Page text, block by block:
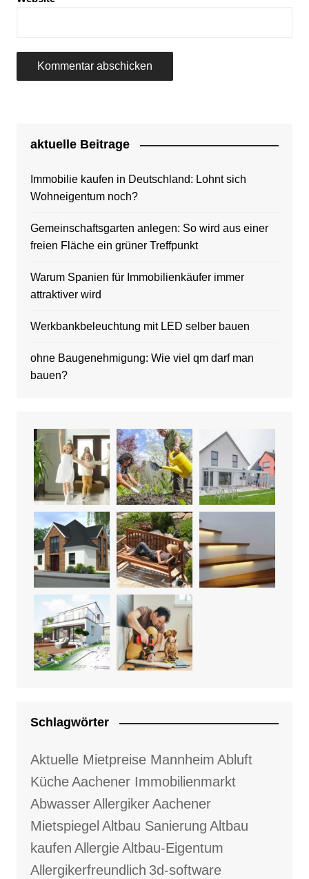
aktuelle Beitrage
Immobilie kaufen in Deutschland: Lohnt sich
Wohneigentum noch?
Gemeinschaftsgarten anlegen: So wird aus einer
freien Fläche ein grüner Treffpunkt
Warum Spanien für Immobilienkäufer immer
attraktiver wird
Werkbankbeleuchtung mit LED selber bauen
ohne Baugenehmigung: Wie viel qm darf man
bauen?
Schlagwörter
Aktuelle Mietpreise Mannheim Abluft
KücheAachener Immobilienmarkt
AbwasserAllergikerAachener
Mietspiegel Altbau Sanierung Altbau
kaufen AllergieAltbau-Eigentum
Allergikerfreundlich 3d-software